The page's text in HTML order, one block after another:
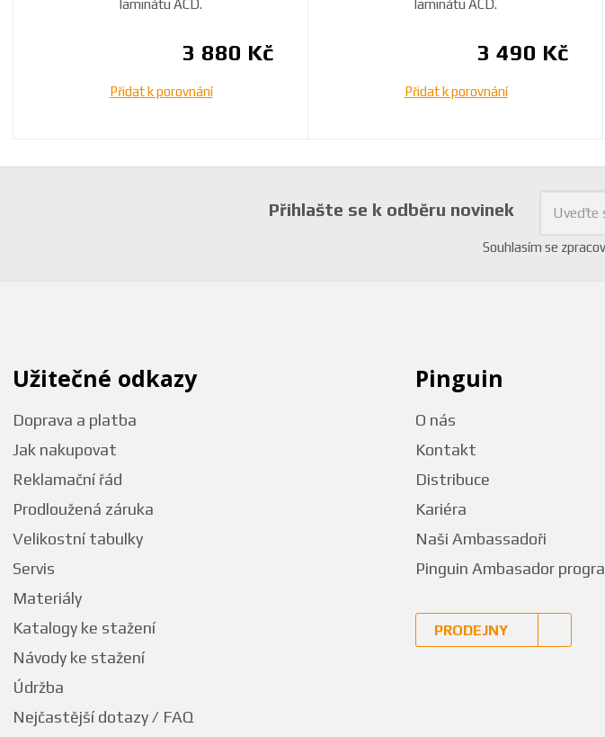
laminátu ACD.
3 880 Kč
Přidat k porovnání
laminátu ACD.
3 490 Kč
Přidat k porovnání
Přihlašte se k odběru novinek
Souhlasím se
Užitečné odkazy
Doprava a platba
Jak nakupovat
Reklamační řád
Prodloužená záruka
Velikostní tabulky
Servis
Materiály
Katalogy ke stažení
Návody ke stažení
Údržba
Nejčastější dotazy / FAQ
Pinguin
O nás
Kontakt
Distribuce
Kariéra
Naši Ambassadoři
Pinguin Ambasador
PRODEJNY